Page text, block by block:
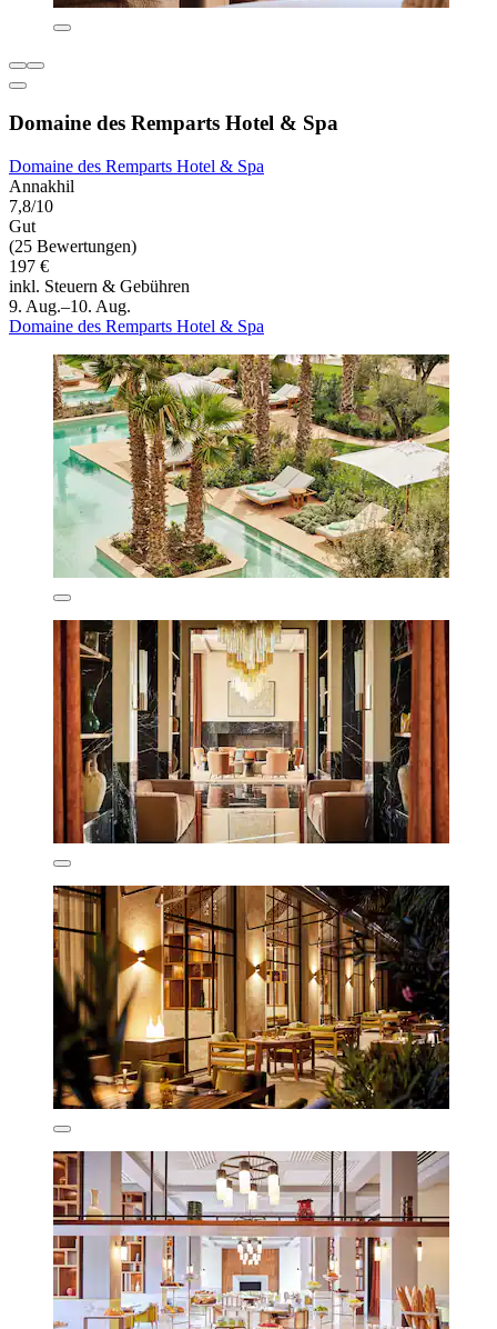
Domaine des Remparts Hotel & Spa
Domaine des Remparts Hotel & Spa
Annakhil
7,8/10
Gut
(25 Bewertungen)
197 €
inkl. Steuern & Gebühren
9. Aug.–10. Aug.
Domaine des Remparts Hotel & Spa